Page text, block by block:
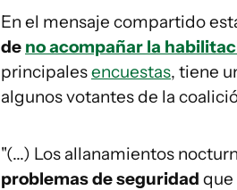
En el mensaje compartido
de no acompañar la
principalesencuestas, tiene
algunos votantes de la
"(...) Los allanamientos
problemas de seguridad que